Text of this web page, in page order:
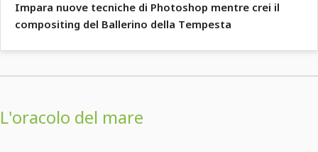
Impara nuove tecniche di Photoshop mentre crei il
compositing del Ballerino della Tempesta
L'oracolo del mare